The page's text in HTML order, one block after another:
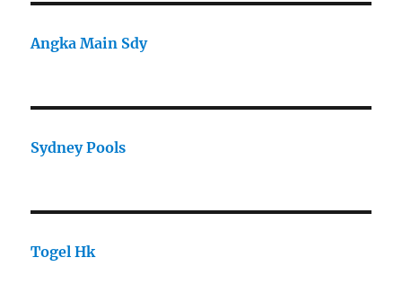
Angka Main Sdy
Sydney Pools
Togel Hk